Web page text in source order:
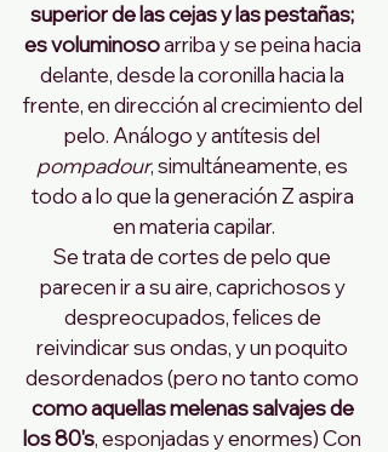
superior de las cejas y las pestañas;
es voluminoso arriba y se peina hacia
delante, desde la coronilla hacia la
frente, en dirección al crecimiento del
pelo. Análogo y antítesis del
pompadour, simultáneamente, es
todo a lo que la generación Z aspira
en materia capilar.
Se trata de cortes de pelo que
parecen ir a su aire, caprichosos y
despreocupados, felices de
reivindicar sus ondas, y un poquito
desordenados (pero no tanto como
como aquellas melenas salvajes de
los 80's, esponjadas y enormes) Con